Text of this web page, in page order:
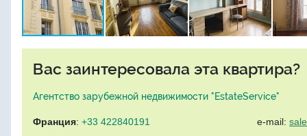
Вас заинтересовала эта квартира?
Агентство зарубежной недвижимости "EstateService"
Франция: +33 422840191 e-mail: